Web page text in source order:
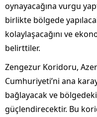
oynayacağına vurgu
birlikte bölgede
kolaylaşacağını ve
belirttiler.
Zengezur Koridoru,
Cumhuriyeti’ni ana
bağlayacak ve
güçlendirecektir. Bu